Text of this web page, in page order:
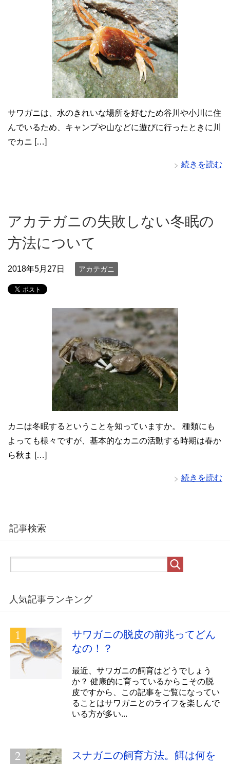
サワガニは、水のきれいな場所を好むため谷川や小川に住
んでいるため、キャンプや山などに遊びに行ったときに川
でカニ […]
続きを読む
アカテガニの失敗しない冬眠の
方法について
2018年5月27日 アカテガニ
カニは冬眠するということを知っていますか。 種類にも
よっても様々ですが、基本的なカニの活動する時期は春か
ら秋ま […]
続きを読む
記事検索
人気記事ランキング
サワガニの脱皮の前兆ってどん
なの！？
最近、サワガニの飼育はどうでしょう
か？ 健康的に育っているからこその脱
皮ですから、この記事をご覧になってい
ることはサワガニとのライフを楽しんで
いる方が多い...
スナガニの飼育方法。餌は何を